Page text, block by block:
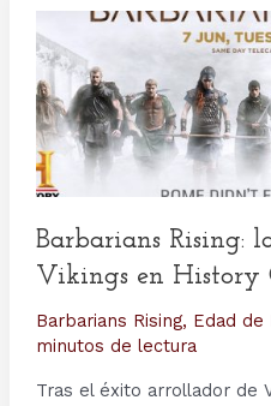
Barbarians Rising:
Vikings en History
Barbarians Rising, Edad de
minutos de lectura
Tras el éxito arrollador de